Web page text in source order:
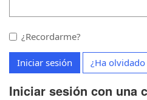
¿Recordarme?
Iniciar sesión ¿Ha
Iniciar sesión con una